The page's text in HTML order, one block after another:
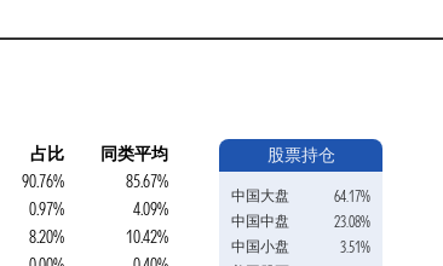
占比
同类平均
90.76%
85.67%
0.97%
4.09%
8.20%
10.42%
股票持仓
中国大盘
64.17%
中国中盘
23.08%
中国小盘
3.51%